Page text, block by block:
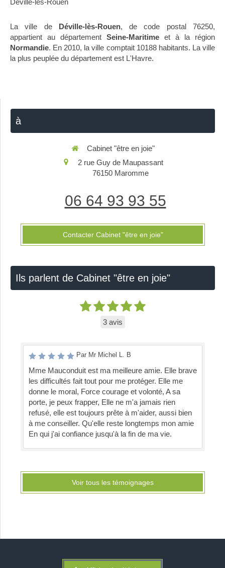
Déville-lès-Rouen
La ville de Déville-lès-Rouen, de code postal 76250,
appartient au département Seine-Maritime et à la région
Normandie. En 2010, la ville comptait 10188 habitants. La ville
la plus peuplée du département est L'Havre.
à
Cabinet "être en joie"
2 rue Guy de Maupassant
76150 Maromme
06 64 93 93 55
Contacter Cabinet "être en joie"
Ils parlent de Cabinet "être en joie"
3 avis
Par Mr Michel L. B
Mme Mauconduit est ma meilleure amie. Elle brave
les difficultés fait tout pour me protéger. Elle me
donne le moral, Force courage et volonté, A sa
porte, je peux frapper, Elle ne m'a jamais rien
refusé, elle est toujours prête à m'aider, aussi bien
à me conseiller. Qu'elle reste longtemps mon amie
En qui j'ai confiance jusqu'à la fin de ma vie.
Voir tous les témoignages